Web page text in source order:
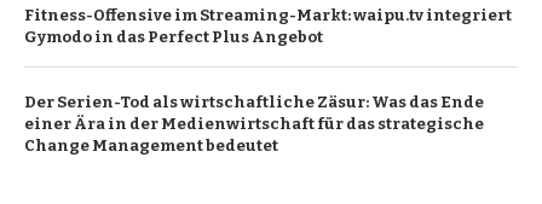
Fitness-Offensive im Streaming-Markt: waipu.tv integriert
Gymodo in das Perfect Plus Angebot
Der Serien-Tod als wirtschaftliche Zäsur: Was das Ende
einer Ära in der Medienwirtschaft für das strategische
Change Management bedeutet